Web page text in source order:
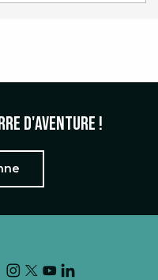
d'aventure !